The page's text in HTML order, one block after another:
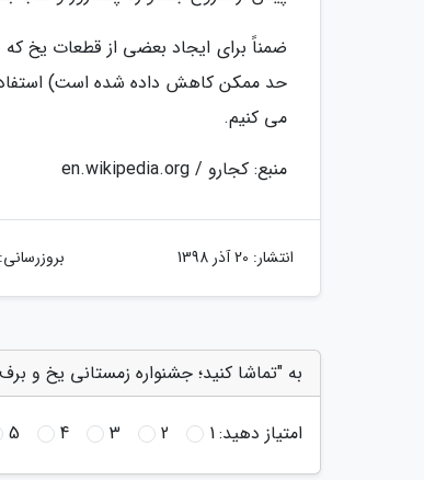
ضمناً برای ایجاد بعضی از قطعات یخ
حد ممکن کاهش داده شده است) استفاده
می کنیم.
منبع: کجارو / en.wikipedia.org
انتشار: 20 آذر 1398 بروزرسانی:
به "تماشا کنید؛ جشنواره زمستانی یخ و
امتیاز دهید:1
2
3
4
5